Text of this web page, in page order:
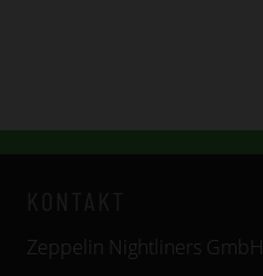
Zeppelin Nightliners GmbH